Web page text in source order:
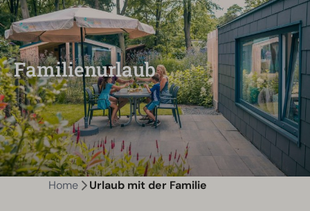
Familienurlaub
Home Urlaub mit der Familie